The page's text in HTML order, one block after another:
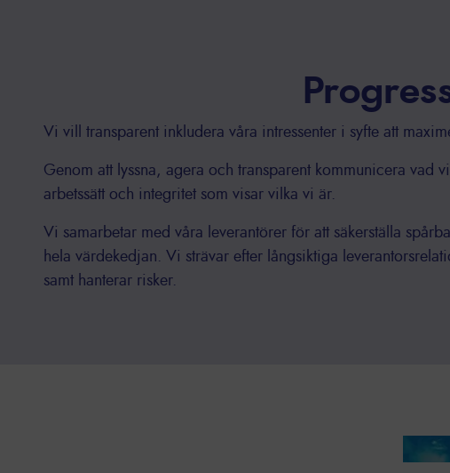
Vi vill transparent inkludera våra intressenter i syfte att
Genom att lyssna, agera och transparent kommunicera vad
arbetssätt och integritet som visar vilka vi är.
Vi samarbetar med våra leverantörer för att säkerställa
hela värdekedjan. Vi strävar efter långsiktiga
samt hanterar risker.